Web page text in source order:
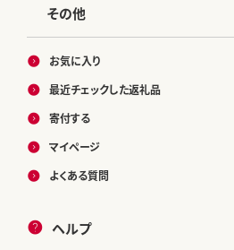
その他
お気に入り
最近チェックした返礼品
寄付する
マイページ
よくある質問
ヘルプ